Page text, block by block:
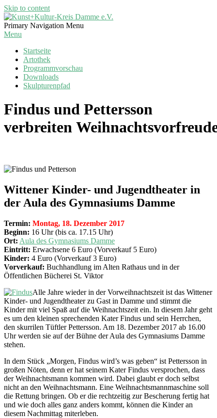
Skip to content
Kunst+Kultur-
Kreis
Primary Navigation Menu
Menu
Startseite
Artothek
Programmvorschau
Downloads
Skulpturenpfad
Findus und Pettersson
verbreiten
Wittener Kinder- und Jugendtheater in
der Aula des Gymnasiums Damme
Termin: Montag, 18. Dezember 2017
Beginn: 16 Uhr (bis ca. 17.15 Uhr)
Ort: Aula des Gymnasiums Damme
Eintritt: Erwachsene 6 Euro (Vorverkauf 5 Euro)
Kinder: 4 Euro (Vorverkauf 3 Euro)
Vorverkauf: Buchhandlung im Alten Rathaus und in der
Öffentlichen Bücherei St. Viktor
Alle Jahre wieder in der Vorweihnachtszeit ist das Wittener
Kinder- und Jugendtheater zu Gast in Damme und stimmt die
Kinder mit viel Spaß auf die Weihnachtszeit ein. In diesem Jahr geht
es um den kleinen sprechenden Kater Findus und sein Herrchen,
den skurrilen Tüftler Pettersson. Am 18. Dezember 2017 ab 16.00
Uhr werden sie auf der Bühne der Aula des Gymnasiums Damme
stehen.
In dem Stück „Morgen, Findus wird’s was geben“ ist Pettersson in
großen Nöten, denn er hat seinem Kater Findus versprochen, dass
der Weihnachtsmann kommen wird. Dabei glaubt er doch selbst
nicht an den Weihnachtsmann. Eine Weihnachtsmannmaschine soll
die Rettung bringen. Ob er die rechtzeitig zur Bescherung fertig hat
und wie doch alles ganz anders kommt, können die Kinder an
diesem Nachmittag miterleben.